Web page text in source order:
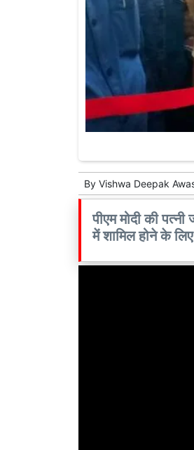
By Vishwa Deepak
पीएम मोदी की
में शामिल होने के